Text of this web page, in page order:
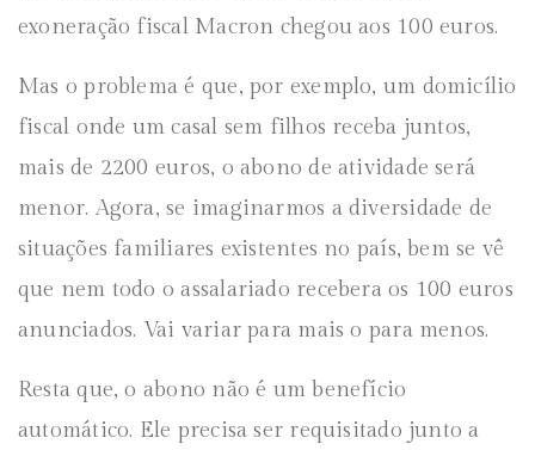
exoneração fiscal Macron chegou aos 100 euros.
Mas o problema é que, por exemplo, um domicílio
fiscal onde um casal sem filhos receba juntos,
mais de 2200 euros, o abono de atividade será
menor. Agora, se imaginarmos a diversidade de
situações familiares existentes no país, bem se vê
que nem todo o assalariado recebera os 100 euros
anunciados. Vai variar para mais o para menos.
Resta que, o abono não é um benefício
automático. Ele precisa ser requisitado junto a